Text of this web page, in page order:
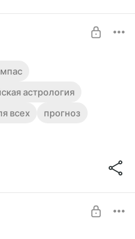
на 02
астрология
всех
прогноз